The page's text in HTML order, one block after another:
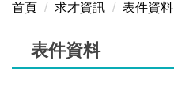
首頁 求才資訊 表件資料
表件資料